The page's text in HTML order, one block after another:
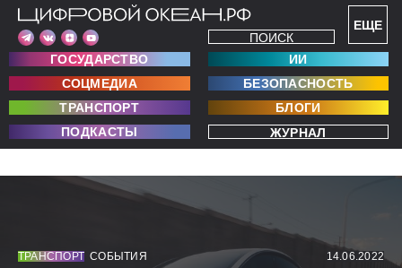
ЕЩЕ
ПОИСК
ГОСУДАРСТВО
ИИ
СОЦМЕДИА
БЕЗОПАСНОСТЬ
ТРАНСПОРТ
БЛОГИ
ПОДКАСТЫ
ЖУРНАЛ
ТРАНСПОРТ СОБЫТИЯ 14.06.2022